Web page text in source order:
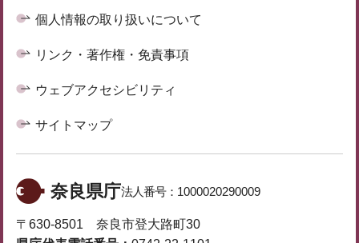
個人情報の取り扱いについて
リンク・著作権・免責事項
ウェブアクセシビリティ
サイトマップ
奈良県庁法人番号： 1000020290009
〒630-8501 奈良市登大路町30